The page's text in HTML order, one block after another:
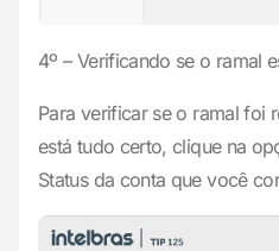
4º – Verificando se o ramal
Para verificar se o ramal foi
está tudo certo, clique na
Status da conta que você